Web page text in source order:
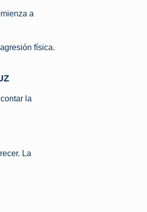
a
física.
la
La